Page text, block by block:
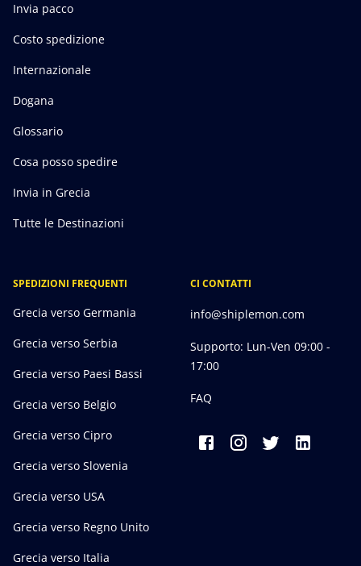
Invia pacco
Costo spedizione
Internazionale
Dogana
Glossario
Cosa posso spedire
Invia in Grecia
Tutte le Destinazioni
SPEDIZIONI FREQUENTI
Grecia verso Germania
Grecia verso Serbia
Grecia verso Paesi Bassi
Grecia verso Belgio
Grecia verso Cipro
Grecia verso Slovenia
Grecia verso USA
Grecia verso Regno Unito
Grecia verso Italia
CI CONTATTI
info@shiplemon.com
Supporto: Lun-Ven 09:00 -
17:00
FAQ